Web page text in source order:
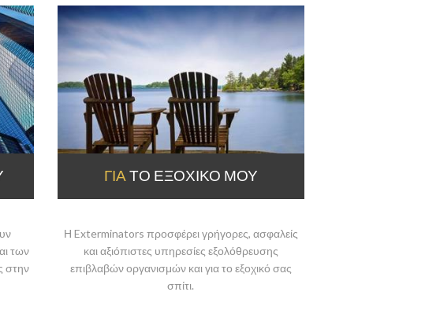
των
στην
ΓΙΑ ΤΟ ΕΞΟΧΙΚΌ ΜΟΥ
Η Exterminators προσφέρει γρήγορες, ασφαλείς
και αξιόπιστες υπηρεσίες εξολόθρευσης
επιβλαβών οργανισμών και για το εξοχικό σας
σπίτι.